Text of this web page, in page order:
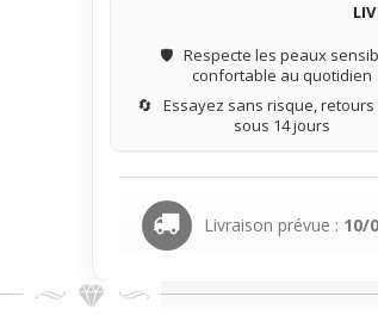
🛡️ Respecte les peaux
confortable au quotidien
🔄 Essayez sans risque, retours
sous 14 jours
Livraison prévue : 10/